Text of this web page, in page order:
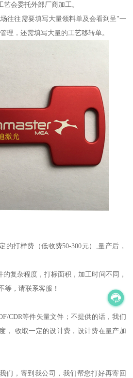
会委托外部厂商加工。
往往需要填写大量领料单及会看到呈"一
理，还需填写大量的工艺移转单。
打样费（低收费50-300元）,量产后，
复杂程度，打标面积，加工时间不同，
等，请联系客服！
CDR等件矢量文件；不提供的话，我们
， 收取一定的设计费，设计费在量产加
们，寄到我公司，我们帮您打好再寄回